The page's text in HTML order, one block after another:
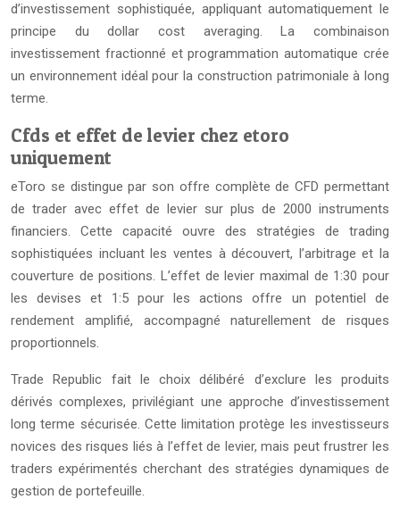
d’investissement sophistiquée, appliquant automatiquement le
principe du dollar cost averaging. La combinaison
investissement fractionné et programmation automatique crée
un environnement idéal pour la construction patrimoniale à long
terme.
Cfds et effet de levier chez etoro
uniquement
eToro se distingue par son offre complète de CFD permettant
de trader avec effet de levier sur plus de 2000 instruments
financiers. Cette capacité ouvre des stratégies de trading
sophistiquées incluant les ventes à découvert, l’arbitrage et la
couverture de positions. L’effet de levier maximal de 1:30 pour
les devises et 1:5 pour les actions offre un potentiel de
rendement amplifié, accompagné naturellement de risques
proportionnels.
Trade Republic fait le choix délibéré d’exclure les produits
dérivés complexes, privilégiant une approche d’investissement
long terme sécurisée. Cette limitation protège les investisseurs
novices des risques liés à l’effet de levier, mais peut frustrer les
traders expérimentés cherchant des stratégies dynamiques de
gestion de portefeuille.